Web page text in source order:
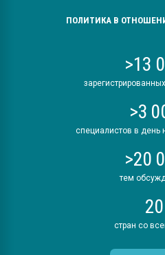
ПОЛИТИКА В
>13
>3
специалистов в
>20
тем
20
стран со